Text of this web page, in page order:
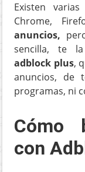
Existen
Chrome,
anuncios,
sencilla, te
adblock plus,
anuncios, de
programas, ni
Cómo
con